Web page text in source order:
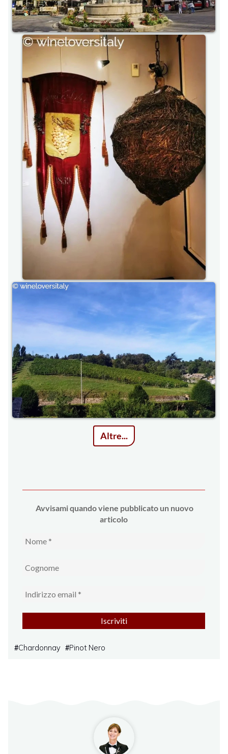
Altre...
Avvisami quando viene pubblicato un nuovo
articolo
#Chardonnay #Pinot Nero